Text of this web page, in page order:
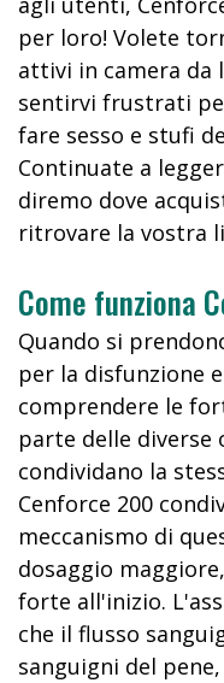
per loro! Volete
attivi in camera da
sentirvi frustrati
fare sesso e stufi
Continuate a
diremo dove
ritrovare la vostra
Come funziona
Quando si
per la disfunzione
comprendere le
parte delle diverse
condividano la
Cenforce 200
meccanismo di
dosaggio
forte all'inizio.
che il flusso
sanguigni del